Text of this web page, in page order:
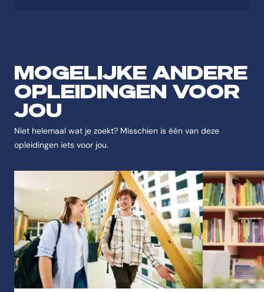
MOGELIJKE ANDERE
OPLEIDINGEN VOOR
JOU
Niet helemaal wat je zoekt? Misschien is één van deze
opleidingen iets voor jou.